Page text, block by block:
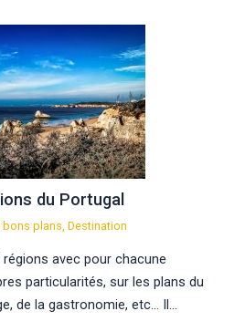
du Portugal
bons plans ,Destination
avec pour chacune
particularités, sur les plans du
de la gastronomie, etc… Il…